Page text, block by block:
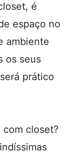
é
espaço no
ambiente
os seus
prático
closet?